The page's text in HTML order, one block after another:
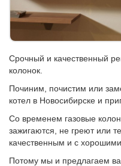
Срочный и качественный
колонок.
Починим, почистим или
котел в Новосибирске и
Со временем газовые
зажигаются, не греют или
качественным и с
Потому мы и предлагаем